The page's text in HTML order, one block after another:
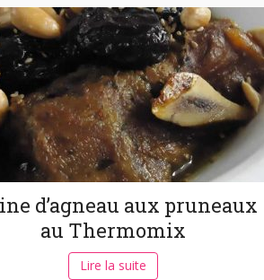
d’agneau aux pruneaux
au Thermomix
Lire la suite